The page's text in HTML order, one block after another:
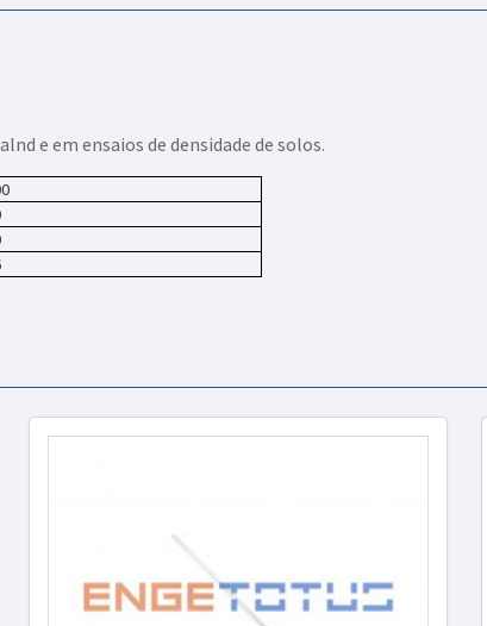
e em ensaios de densidade de solos.